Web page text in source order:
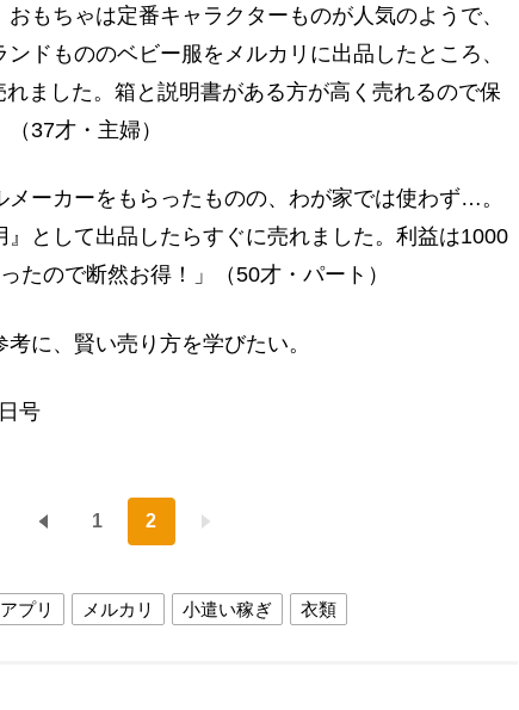
おもちゃは定番キャラクターものが人気のようで、
ドもののベビー服をメルカリに出品したところ、
ました。箱と説明書がある方が高く売れるので保
37才・主婦）
メーカーをもらったものの、わが家では使わず…。
』として出品したらすぐに売れました。利益は1000
たので断然お得！」（50才・パート）
に、賢い売り方を学びたい。
号
1 2
プリ メルカリ 小遣い稼ぎ 衣類